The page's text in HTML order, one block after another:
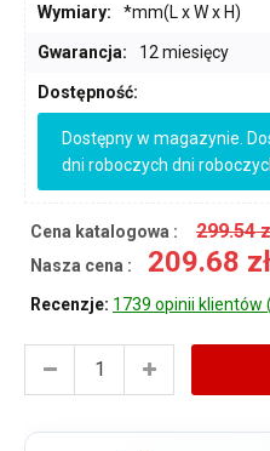
Wymiary: *mm(L x W x H)
Gwarancja: 12 miesięcy
Dostępność:
Dostępny w magazynie.
dni roboczych dni
Cena katalogowa : 299.54
Nasza cena :
209.68 zł
Recenzje: 1739 opinii klientów